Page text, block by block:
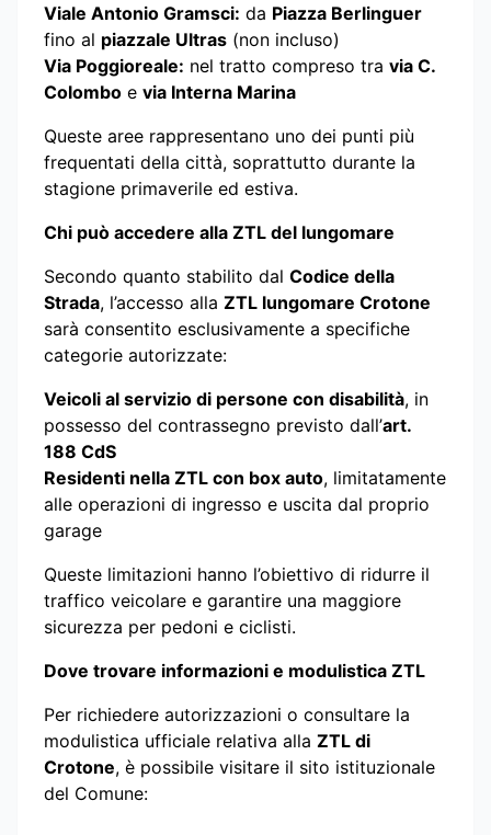
Viale Antonio Gramsci: da Piazza Berlinguer
fino al piazzale Ultras (non incluso)
Via Poggioreale: nel tratto compreso tra via C.
Colombo e via Interna Marina
Queste aree rappresentano uno dei punti più
frequentati della città, soprattutto durante la
stagione primaverile ed estiva.
Chi può accedere alla ZTL del lungomare
Secondo quanto stabilito dal Codice della
Strada, l’accesso alla ZTL lungomare Crotone
sarà consentito esclusivamente a specifiche
categorie autorizzate:
Veicoli al servizio di persone con disabilità, in
possesso del contrassegno previsto dall’art.
188 CdS
Residenti nella ZTL con box auto, limitatamente
alle operazioni di ingresso e uscita dal proprio
garage
Queste limitazioni hanno l’obiettivo di ridurre il
traffico veicolare e garantire una maggiore
sicurezza per pedoni e ciclisti.
Dove trovare informazioni e modulistica ZTL
Per richiedere autorizzazioni o consultare la
modulistica ufficiale relativa alla ZTL di
Crotone, è possibile visitare il sito istituzionale
del Comune: